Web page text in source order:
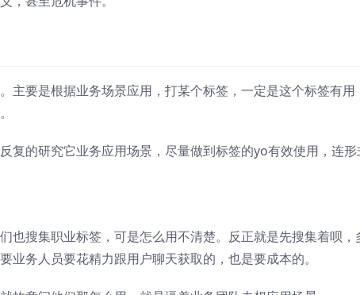
主要是根据业务场景应用，打某个标签，一定是这个标签有用
复的研究它业务应用场景，尽量做到标签的yo有效使用，连形
也搜集职业标签，可是怎么用不清楚。反正就是先搜集着呗，
业务人员要花精力跟用户聊天获取的，也是要成本的。